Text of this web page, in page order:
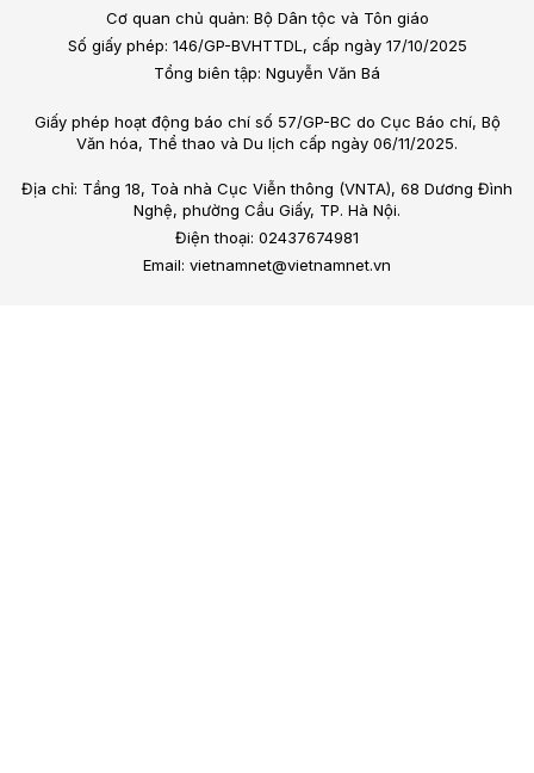
Cơ quan chủ quản: Bộ Dân tộc và Tôn giáo
Số giấy phép: 146/GP-BVHTTDL, cấp ngày 17/10/2025
Tổng biên tập: Nguyễn Văn Bá
Giấy phép hoạt động báo chí số 57/GP-BC do Cục Báo chí, Bộ
Văn hóa, Thể thao và Du lịch cấp ngày 06/11/2025.
Địa chỉ: Tầng 18, Toà nhà Cục Viễn thông (VNTA), 68 Dương Đình
Nghệ, phường Cầu Giấy, TP. Hà Nội.
Điện thoại: 02437674981
Email: vietnamnet@vietnamnet.vn